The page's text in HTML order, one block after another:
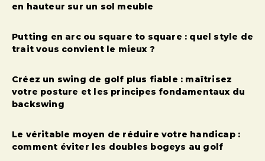
en hauteur sur un sol meuble
Putting en arc ou square to square : quel style de
trait vous convient le mieux ?
Créez un swing de golf plus fiable : maîtrisez
votre posture et les principes fondamentaux du
backswing
Le véritable moyen de réduire votre handicap :
comment éviter les doubles bogeys au golf